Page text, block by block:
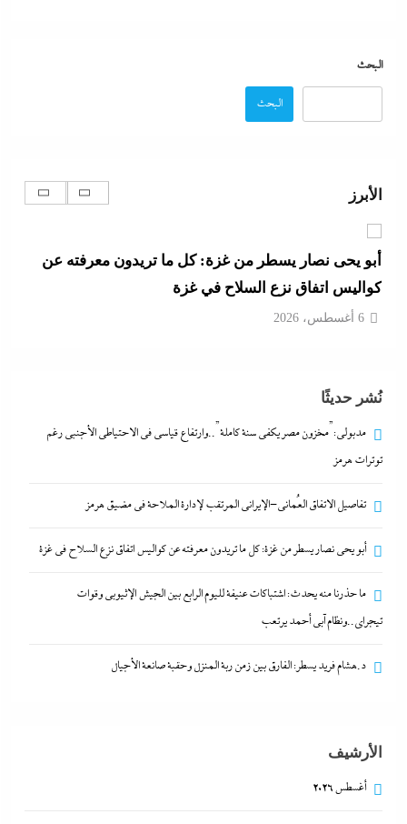
البحث
البحث
الأبرز
في الاحتياطي الأجنبي رغم توترات هرمز
6 أغسطس، 2026
أبو يحى نصار يسطر من غزة: كل ما تريدون معرفته عن
كواليس اتفاق نزع السلاح في غزة
6 أغسطس، 2026
الجيش الإثيوبي وقوات تيجراي..ونظام آبي أحمد يرتعب
6 أغسطس، 2026
في الاحتياطي الأجنبي رغم توترات هرمز
تفاصيل الاتفاق العُماني-الإيراني المرتقب لإدارة الملاحة
في مضيق هرمز
6 أغسطس، 2026
نُشر حديثًا
مدبولي:”مخزون مصر يكفي سنة كاملة”..وارتفاع قياسي في الاحتياطي الأجنبي رغم
توترات هرمز
تفاصيل الاتفاق العُماني-الإيراني المرتقب لإدارة الملاحة في مضيق هرمز
أبو يحى نصار يسطر من غزة: كل ما تريدون معرفته عن كواليس اتفاق نزع السلاح في غزة
ما حذرنا منه يحدث: اشتباكات عنيفة لليوم الرابع بين الجيش الإثيوبي وقوات
تيجراي..ونظام آبي أحمد يرتعب
د.هشام فريد يسطر: الفارق بين زمن ربة المنزل وحقبة صانعة الأجيال
الأرشيف
أغسطس 2026